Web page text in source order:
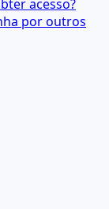
acesso?
por outros